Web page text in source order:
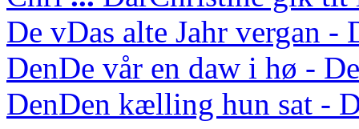
De vDas alte Jahr vergan -
DenDe vår en daw i hø -
DenDen kælling hun sat -